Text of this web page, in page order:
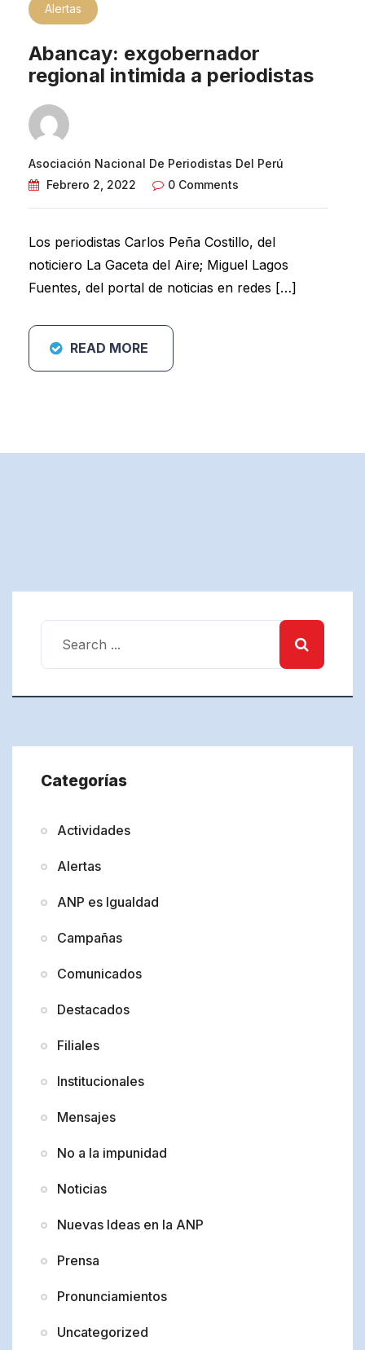
Alertas
Abancay: exgobernador
regional intimida a periodistas
Asociación Nacional De Periodistas Del Perú
Febrero 2, 2022
0 Comments
Los periodistas Carlos Peña Costillo, del
noticiero La Gaceta del Aire; Miguel Lagos
Fuentes, del portal de noticias en redes […]
READ MORE
Categorías
Actividades
Alertas
ANP es Igualdad
Campañas
Comunicados
Destacados
Filiales
Institucionales
Mensajes
No a la impunidad
Noticias
Nuevas Ideas en la ANP
Prensa
Pronunciamientos
Uncategorized